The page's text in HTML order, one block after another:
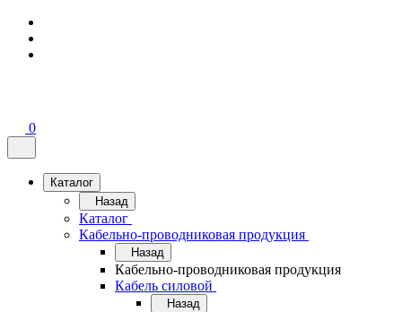
0
Каталог
Назад
Каталог
Кабельно-проводниковая продукция
Назад
Кабельно-проводниковая продукция
Кабель силовой
Назад